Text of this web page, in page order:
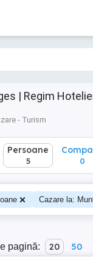
| Regim
- Turism
Persoane
5 0
Cazare la:
pagină: 20 50